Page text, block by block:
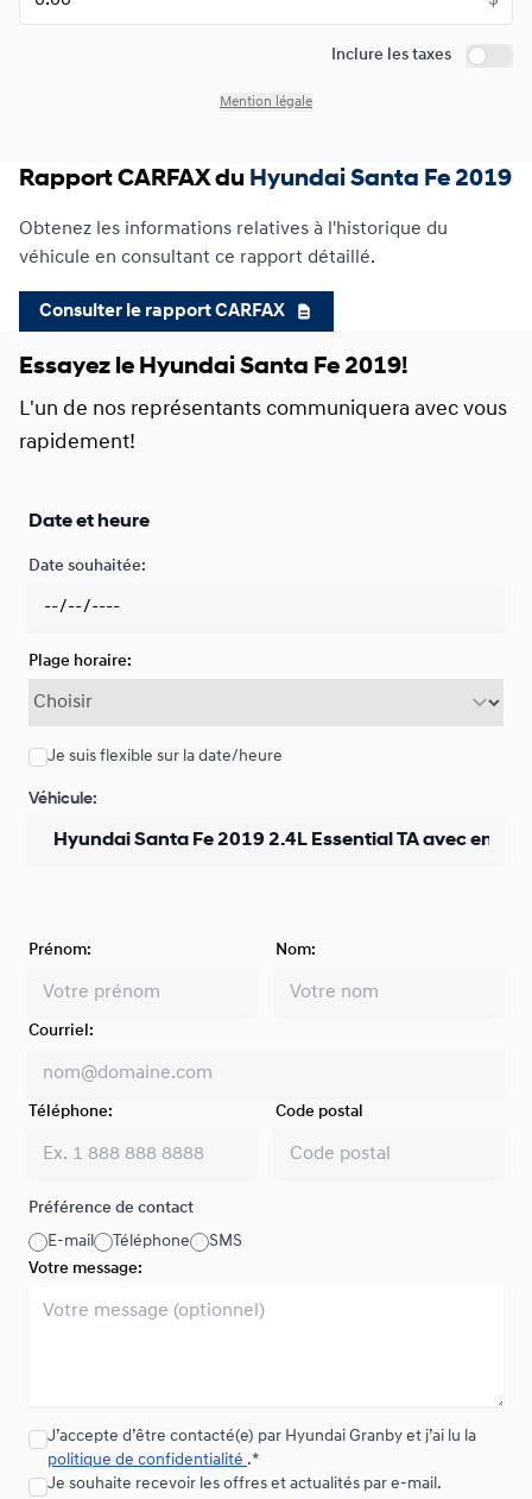
Inclure les taxes
Inclure
Mention légale
Rapport CARFAX du Hyundai Santa Fe 2019
Obtenez les informations relatives à l'historique du
véhicule en consultant ce rapport détaillé.
Consulter le rapport CARFAX
Essayez le Hyundai Santa Fe 2019!
L'un de nos représentants communiquera avec vous
rapidement!
Date et heure
Date souhaitée:
Plage horaire:
Je suis flexible sur la date/heure
Véhicule:
Prénom: Nom:
Courriel:
Téléphone: Code postal
Préférence de contact
E-mail
Téléphone
SMS
Votre message:
J’accepte d’être contacté(e) par Hyundai Granby et j’ai lu la
politique de confidentialité .*
Je souhaite recevoir les offres et actualités par e-mail.